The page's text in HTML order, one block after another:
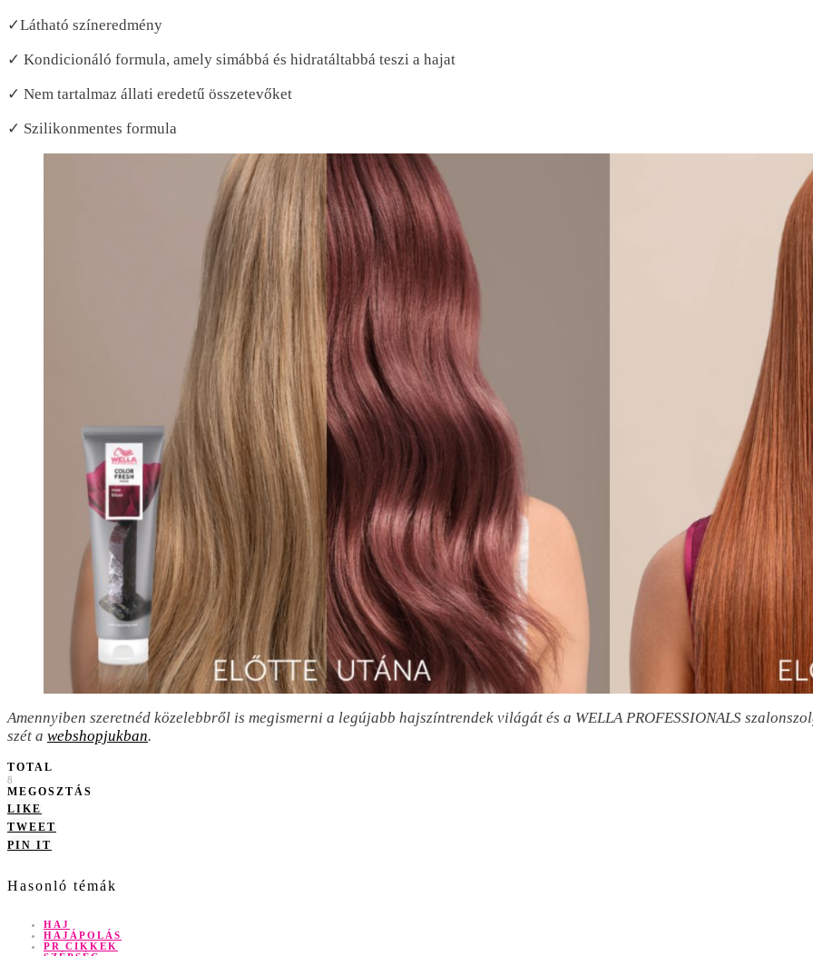
✓Látható színeredmény
✓ Kondicionáló formula, amely simábbá és hidratáltabbá teszi a hajat
✓ Nem tartalmaz állati eredetű összetevőket
✓ Szilikonmentes formula
Amennyiben szeretnéd közelebbről is megismerni a legújabb hajszíntrendek világát és a WELLA PROFESSIONALS
szét a webshopjukban.
TOTAL
8
MEGOSZTÁS
LIKE
TWEET
PIN IT
Hasonló témák
HAJ
HAJÁPOLÁS
PR CIKKEK